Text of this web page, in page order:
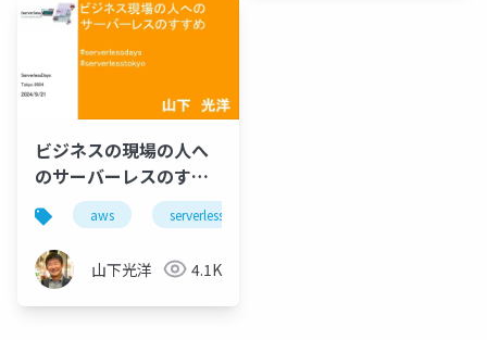
ビジネスの現場の人へ
のサーバーレスのすす
め
aws serverless
山下光洋 4.1K